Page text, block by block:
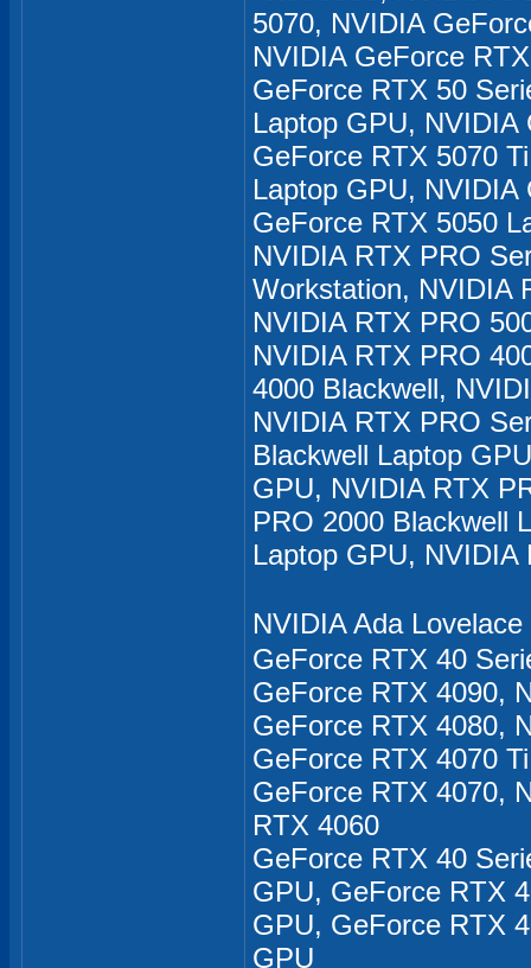
5070, NVIDIA
NVIDIA GeForce
GeForce RTX 50
Laptop GPU,
GeForce RTX 5070
Laptop GPU,
GeForce RTX 5050
NVIDIA RTX PRO
Workstation, NVIDIA
NVIDIA RTX PRO
NVIDIA RTX PRO
4000 Blackwell,
NVIDIA RTX PRO
Blackwell Laptop
GPU, NVIDIA RTX
PRO 2000 Blackwell
Laptop GPU,
NVIDIA Ada
GeForce RTX 40
GeForce RTX 4090,
GeForce RTX 4080,
GeForce RTX 4070
GeForce RTX 4070,
RTX 4060
GeForce RTX 40
GPU, GeForce RTX
GPU, GeForce RTX
GPU